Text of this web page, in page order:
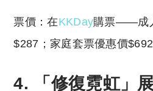
票價：在KKDay購票——成
$287；家庭套票優惠價$692
4. 「修復霓虹」